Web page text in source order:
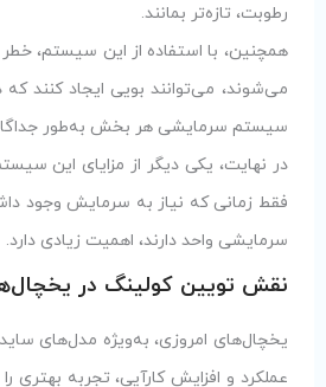
رطوبت، تازه‌تر بمانند.
همچنین، با استفاده از این سیستم،
سیستم سرمایشی هر بخش به‌طور
در نهایت، یکی دیگر از مزایای این
فقط زمانی که نیاز به سرمایش وجود
سرمایشی واحد دارند، اهمیت زیادی دارد.
نقش تویین کولینگ در
عملکرد و افزایش کارآیی، تجربه بهتری